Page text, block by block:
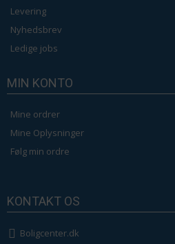
Levering
Nyhedsbrev
Ledige jobs
MIN KONTO
Mine ordrer
Mine Oplysninger
Følg min ordre
KONTAKT OS
Boligcenter.dk